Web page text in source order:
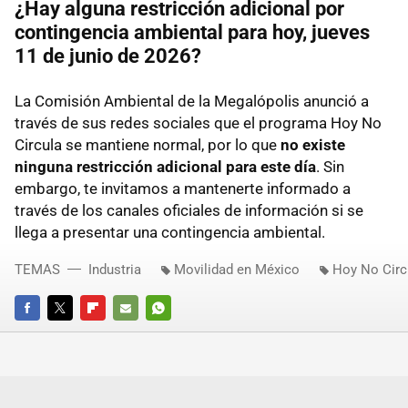
¿Hay alguna restricción adicional por
contingencia ambiental para hoy, jueves
11 de junio de 2026?
La Comisión Ambiental de la Megalópolis anunció a
través de sus redes sociales que el programa Hoy No
Circula se mantiene normal, por lo que no existe
ninguna restricción adicional para este día. Sin
embargo, te invitamos a mantenerte informado a
través de los canales oficiales de información si se
llega a presentar una contingencia ambiental.
FACEBOOKTWITTERFLIPBOARD
E-
WHATSAPP
TEMAS Industria Movilidad en México Hoy No